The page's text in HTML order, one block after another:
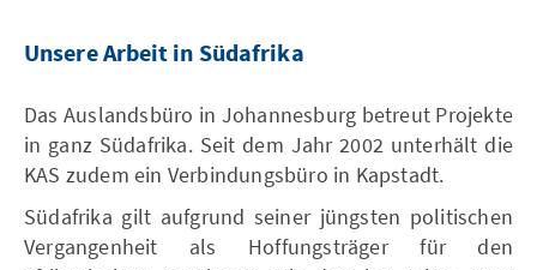
Unsere Arbeit in Südafrika
Das Auslandsbüro in Johannesburg betreut Projekte
in ganz Südafrika. Seit dem Jahr 2002 unterhält die
KAS zudem ein Verbindungsbüro in Kapstadt.
Südafrika gilt aufgrund seiner jüngsten politischen
Vergangenheit als Hoffungsträger für den